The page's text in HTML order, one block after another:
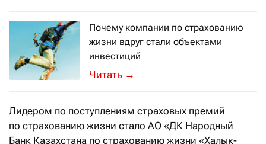
Почему компании по страхованию
жизни вдруг стали объектами
инвестиций
Если Нацбанк либерализует
→
Лидером по поступлениям страховых премий
по страхованию жизни стало АО «ДК Народный
Банк Казахстана по страхованию жизни «Халык-